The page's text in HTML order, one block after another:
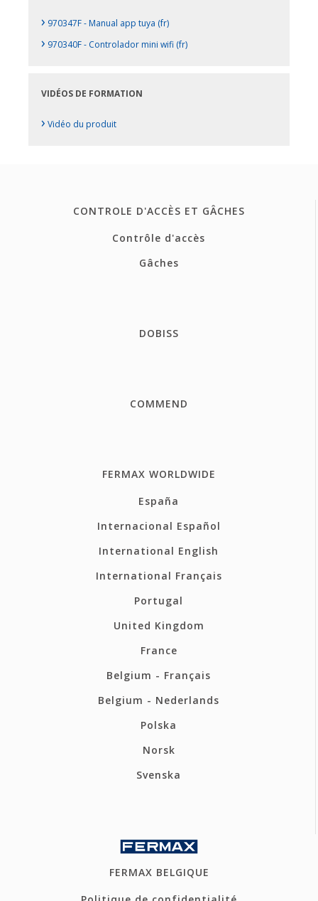
› 970347F - Manual app tuya (fr)
› 970340F - Controlador mini wifi (fr)
VIDÉOS DE FORMATION
› Vidéo du produit
CONTROLE D'ACCÈS ET GÂCHES
Contrôle d'accès
Gâches
DOBISS
COMMEND
FERMAX WORLDWIDE
España
Internacional Español
International English
International Français
Portugal
United Kingdom
France
Belgium - Français
Belgium - Nederlands
Polska
Norsk
Svenska
FERMAX BELGIQUE